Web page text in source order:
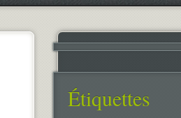
Étiquettes